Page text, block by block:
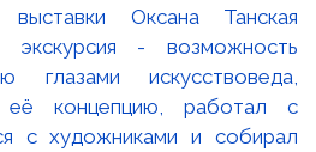
Оксана Танская
экскурсия - возможность
глазами искусствоведа,
её концепцию, работал с
с художниками и собирал